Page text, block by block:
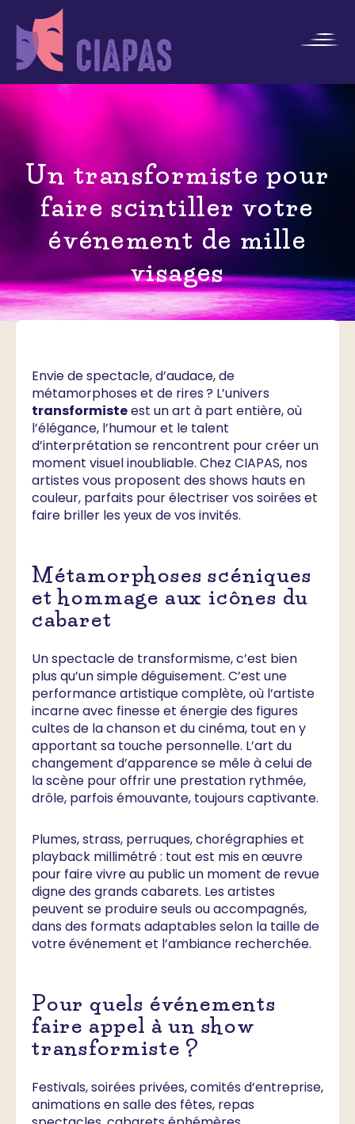
Un transformiste pour
faire scintiller votre
événement de mille
visages
Envie de spectacle, d’audace, de
métamorphoses et de rires ? L’univers
transformisteest un art à part entière, où
l’élégance, l’humour et le talent
d’interprétation se rencontrent pour créer un
moment visuel inoubliable. Chez CIAPAS, nos
artistes vous proposent des shows hauts en
couleur, parfaits pour électriser vos soirées et
faire briller les yeux de vos invités.
Métamorphoses scéniques
et hommage aux icônes du
cabaret
Un spectacle de transformisme, c’est bien
plus qu’un simple déguisement. C’est une
performance artistique complète, où l’artiste
incarne avec finesse et énergie des figures
cultes de la chanson et du cinéma, tout en y
apportant sa touche personnelle. L’art du
changement d’apparence se mêle à celui de
la scène pour offrir une prestation rythmée,
drôle, parfois émouvante, toujours captivante.
Plumes, strass, perruques, chorégraphies et
playback millimétré : tout est mis en œuvre
pour faire vivre au public un moment de revue
digne des grands cabarets. Les artistes
peuvent se produire seuls ou accompagnés,
dans des formats adaptables selon la taille de
votre événement et l’ambiance recherchée.
Pour quels événements
faire appel à un show
transformiste ?
Festivals, soirées privées, comités d’entreprise,
animations en salle des fêtes, repas